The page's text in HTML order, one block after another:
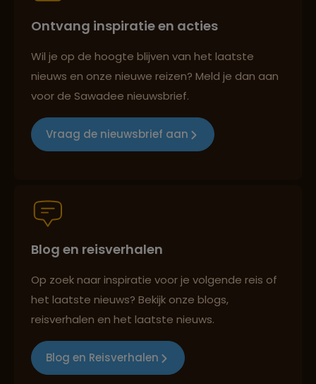
Reizen met oog voor mens, cultuur en milieu
Persoonlijk en deskundig reisadvies
Best beoordeelde reisroutes
Ontvang inspiratie en acties
Wil je op de hoogte blijven van het laatste
nieuws en onze nieuwe reizen? Meld je dan aan
voor de Sawadee nieuwsbrief.
Vraag de nieuwsbrief aan
Blog en reisverhalen
Op zoek naar inspiratie voor je volgende reis of
het laatste nieuws? Bekijk onze blogs,
reisverhalen en het laatste nieuws.
Blog en Reisverhalen